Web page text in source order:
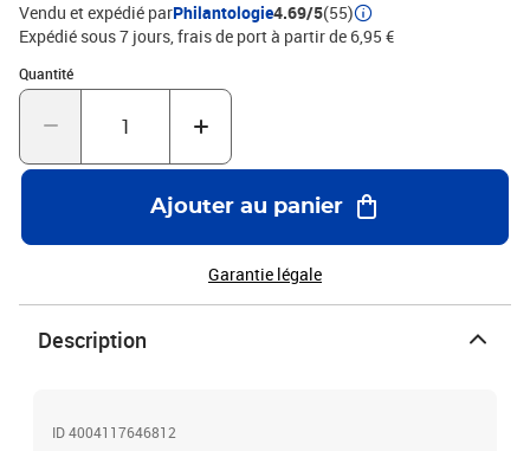
Vendu et expédié parPhilantologie4.69/5(55)
Expédié sous 7 jours, frais de port à partir de 6,95 €
Quantité
Quantité : 1
Ajouter au panier
Garantie légale
Description
ID 4004117646812